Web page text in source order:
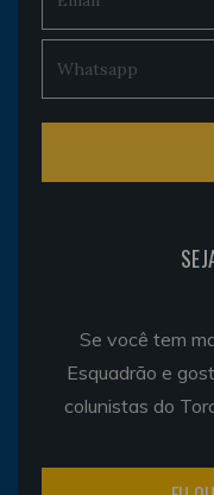
Se você tem
Esquadrão e
colunistas do